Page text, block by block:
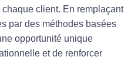
chaque client. En remplaçant
par des méthodes basées
opportunité unique
et de renforcer